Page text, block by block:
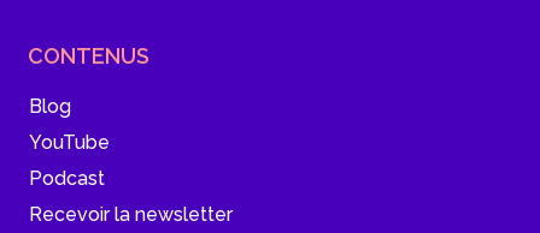
CONTENUS
Blog
YouTube
Podcast
Recevoir la newsletter